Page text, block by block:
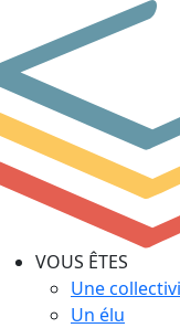
VOUS ÊTES
Une
Un élu